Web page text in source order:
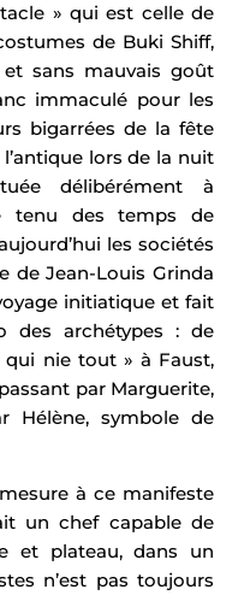
» qui est celle de
de Buki Shiff,
sans mauvais goût
immaculé pour les
bigarrées de la fête
lors de la nuit
délibérément à
tenu des temps de
les sociétés
de Jean-Louis Grinda
initiatique et fait
des archétypes : de
qui nie tout » à Faust,
par Marguerite,
Hélène, symbole de
à ce manifeste
un chef capable de
et plateau, dans un
n’est pas toujours